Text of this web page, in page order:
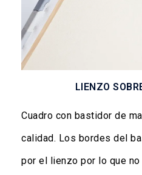
LIENZO
Cuadro con bastidor de
calidad. Los bordes del
por el lienzo por lo que